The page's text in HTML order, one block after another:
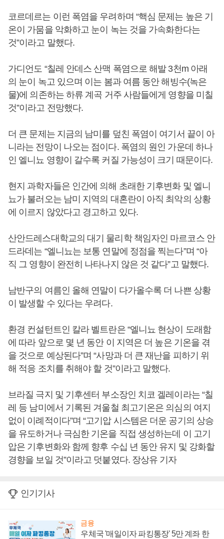
코르데르는 이런 폭염을 우려하며 “핵심 문제는 높은 기
온이 가뭄을 악화하고 눈이 녹는 것을 가속화한다는
것”이라고 말했다.
가디언도 “칠레 안데스 산맥 폭염으로 해발 3천m 아래
의 눈이 녹고 있으며 이는 봄과 여름 동안 해빙수(녹은
물)에 의존하는 하류 계곡 거주 사람들에게 영향을 미칠
것”이라고 전망했다.
더 큰 문제는 지금의 남미를 덮친 폭염이 여기서 끝이 아
니라는 전망이 나오는 점이다. 폭염의 원인 가운데 하나
인 엘니뇨 영향이 갈수록 커질 가능성이 크기 때문이다.
현지 과학자들은 인간에 의해 초래한 기후변화 및 엘니
뇨가 불러오는 남미 지역의 대혼란이 아직 최악의 상황
에 이르지 않았다고 경고하고 있다.
산안드레스대학교의 대기 물리학 책임자인 마르코스 안
드라데는 “엘니뇨는 보통 연말에 정점을 찍는다”며 “아
직 그 영향이 완전히 나타나지 않은 것 같다”고 말했다.
남반구의 여름인 올해 연말이 다가올수록 더 나쁜 상황
이 발생할 수 있다는 우려다.
환경 컨설턴트인 칼라 벨트란은 “엘니뇨 현상이 도래함
에 따라 앞으로 몇 년 동안 이 지역은 더 높은 기온을 겪
을 것으로 예상된다”며 “사망과 더 큰 재난을 피하기 위
해 적응 조치를 취해야 할 것”이라고 말했다.
브라질 극지 및 기후센터 부소장인 치코 겔레이라는 “칠
레 등 남미에서 기록된 겨울철 최고기온은 의심의 여지
없이 이례적이다”며 “고기압 시스템은 더운 공기의 상승
을 유도하거나 극심한 기온을 직접 생성하는데 이 고기
압은 기후변화와 함께 향후 수십 년 동안 유지 및 강화할
경향을 보일 것”이라고 덧붙였다. 장상유 기자
인기기사
금융
우체국 '매일이자 파킹통장' 5만 계좌 한